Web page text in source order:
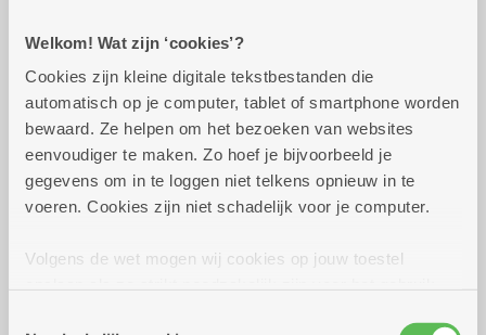
Welkom! Wat zijn ‘cookies’?
Cookies zijn kleine digitale tekstbestanden die
automatisch op je computer, tablet of smartphone worden
bewaard. Ze helpen om het bezoeken van websites
eenvoudiger te maken. Zo hoef je bijvoorbeeld je
gegevens om in te loggen niet telkens opnieuw in te
voeren. Cookies zijn niet schadelijk voor je computer.
Volgens de wet mogen wij cookies op jouw toestel
Praktisch
Wekelijks op vrijdag tot 25
december 2026
13.00 uur tot
17.00 uur
Reserveer vervoer
P.H. Spaaklaan 5
2660 Hoboken